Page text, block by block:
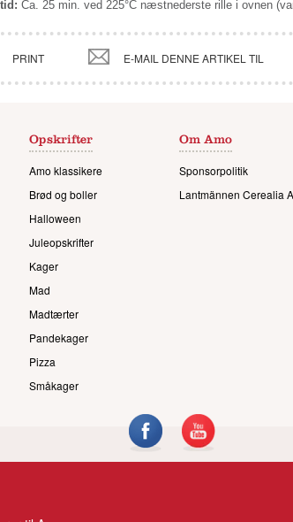
Ca. 25 min. ved 225°C næstnederste rille i ovnen
PRINT E-MAIL DENNE ARTIKEL TIL
Opskrifter
Amo klassikere
Brød og boller
Halloween
Juleopskrifter
Kager
Mad
Madtærter
Pandekager
Pizza
Småkager
Om Amo
Sponsorpolitik
Lantmännen Cerealia